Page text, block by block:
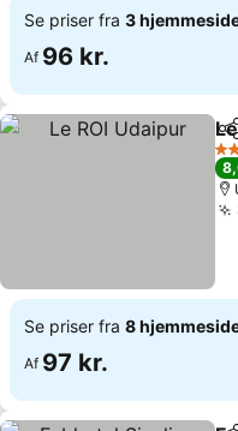
Se priser fra 3
Af 96 kr.
3
Se priser fra 8
Af 97 kr.